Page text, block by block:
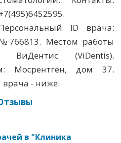
ID врача:
Местом работы
ВиДентис (ViDentis).
Мосрентген, дом 37.
- ниже.
в "Клиника